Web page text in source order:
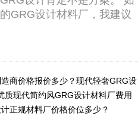
GRG设计材料厂，我建议
商价格报价多少？现代轻奢GRG设
质现代简约风GRG设计材料厂费用
正规材料厂价格价位多少？